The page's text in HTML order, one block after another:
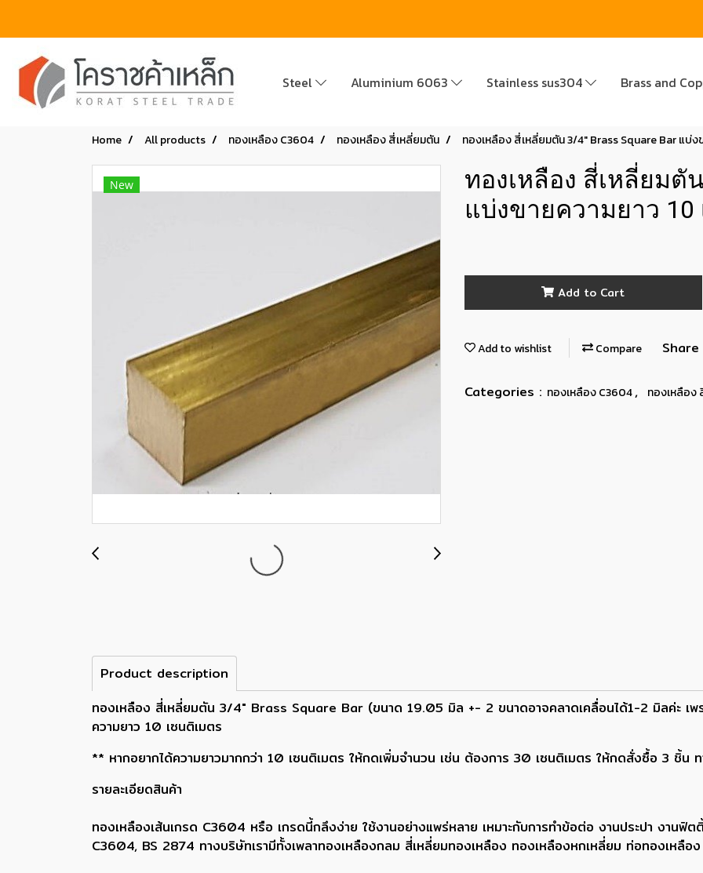
Steel Aluminium 6063 Stainless sus304 Brass and
Home All products ทองเหลือง C3604 ทองเหลือง สี่เหลี่ยมตัน ทองเหลือง สี่เหลี่ยมตัน 3/4" Brass Square Bar แบ่ง
New
ทองเหลือง สี่เหลี่ยมตั
แบ่งขายความยาว 10
Add to Cart
Add to wishlist Compare Share
Categories : ทองเหลือง C3604, ทองเหลือง
Product description
ทองเหลือง สี่เหลี่ยมตัน 3/4" Brass Square Bar (ขนาด 19.05 มิล +- 2 ขนาดอาจคลาดเคลื่อนได้1-2 มิลค่ะ เพร
ความยาว 10 เซนติเมตร
** หากอยากได้ความยาวมากกว่า 10 เซนติเมตร ให้กดเพิ่มจำนวน เช่น ต้องการ 30 เซนติเมตร ให้กดสั่งซื้อ 3 ชิ้น
รายละเอียดสินค้า
ทองเหลืองเส้นเกรด C3604 หรือ เกรดนี้กลึงง่าย ใช้งานอย่างแพร่หลาย เหมาะกับการทำข้อต่อ งานประปา งานฟิต
C3604, BS 2874 ทางบริษัทเรามีทั้งเพลาทองเหลืองกลม สี่เหลี่ยมทองเหลือง ทองเหลืองหกเหลี่ยม ท่อทองเหลือ